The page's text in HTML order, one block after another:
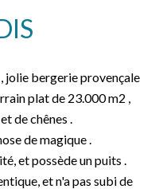
jolie bergerie provençale
plat de 23.000 m2 ,
de chênes .
de magique .
et possède un puits .
et n'a pas subi de